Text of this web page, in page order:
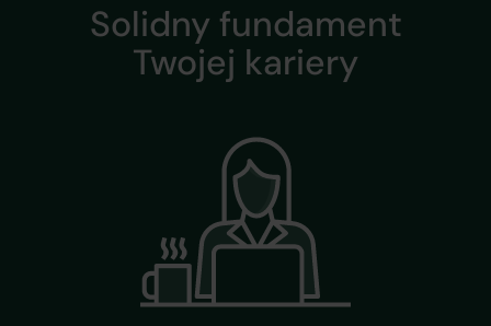
Solidny fundament
Twojej kariery